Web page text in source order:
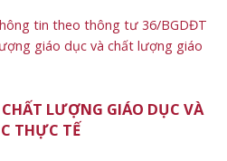
tin theo thông tư 36/BGDĐT
giáo dục và chất lượng giáo
LƯỢNG GIÁO DỤC VÀ
THỰC TẾ